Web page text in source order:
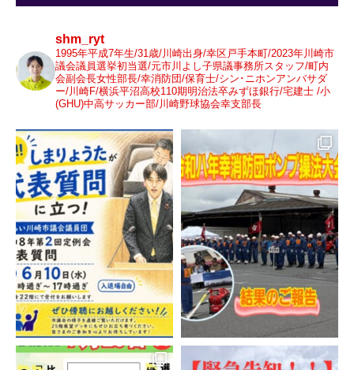
shm_ryt
1995年平成7年生/31歳/川崎出身/幸区戸手本町/2023年川崎市
議会議員選挙初当選/元市川よし子県議事務所スタッフ/町内
会副会長女性部長/幸消防団/保育士/シン･ニホンアンバサダ
ー/川崎F/横浜平沼高校110期明治法卒みずほ銀行/宅建士 /小
(GHU)中高サッカー部/川崎野球協会幸支部長